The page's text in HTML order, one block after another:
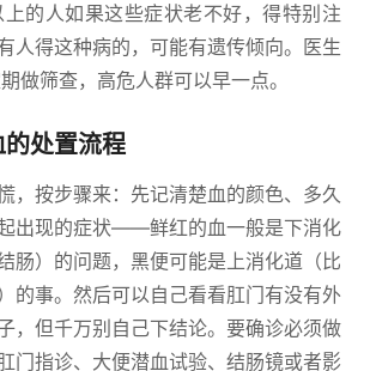
的人如果这些症状老不好，得特别注
人得这种病的，可能有遗传倾向。医生
做筛查，高危人群可以早一点。
处置流程
，按步骤来：先记清楚血的颜色、多久
出现的症状——鲜红的血一般是下消化
肠）的问题，黑便可能是上消化道（比
的事。然后可以自己看看肛门有没有外
，但千万别自己下结论。要确诊必须做
门指诊、大便潜血试验、结肠镜或者影